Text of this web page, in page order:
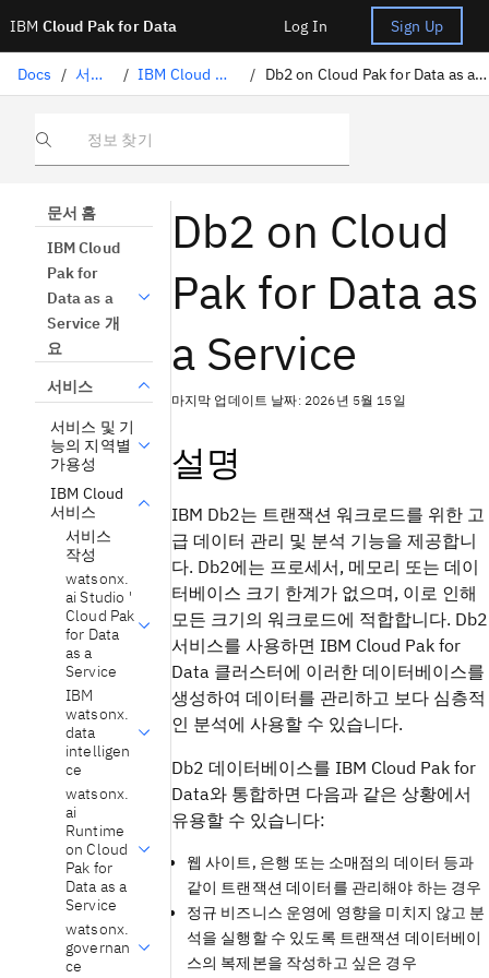
IBM Cloud Pak for Data Log In Sign Up
Docs / 서비스 / IBM Cloud 서비스 / Db2 on Cloud Pak for Data as a Service
정보 찾기
문서 홈
IBM Cloud
Pak for
Data as a
Service 개
요
서비스
서비스 및 기
능의 지역별
가용성
IBM Cloud
서비스
서비스
작성
watsonx.
ai Studio '
Cloud Pak
for Data
as a
Service
IBM
watsonx.
data
intelligen
ce
watsonx.
ai
Runtime
on Cloud
Pak for
Data as a
Service
watsonx.
governan
ce
Db2 on Cloud
Pak for Data as
a Service
마지막 업데이트 날짜: 2026년 5월 15일
설명
IBM Db2는 트랜잭션 워크로드를 위한 고
급 데이터 관리 및 분석 기능을 제공합니
다. Db2에는 프로세서, 메모리 또는 데이
터베이스 크기 한계가 없으며, 이로 인해
모든 크기의 워크로드에 적합합니다. Db2
서비스를 사용하면 IBM Cloud Pak for
Data 클러스터에 이러한 데이터베이스를
생성하여 데이터를 관리하고 보다 심층적
인 분석에 사용할 수 있습니다.
Db2 데이터베이스를 IBM Cloud Pak for
Data와 통합하면 다음과 같은 상황에서
유용할 수 있습니다:
웹 사이트, 은행 또는 소매점의 데이터 등과
같이 트랜잭션 데이터를 관리해야 하는 경우
정규 비즈니스 운영에 영향을 미치지 않고 분
석을 실행할 수 있도록 트랜잭션 데이터베이
스의 복제본을 작성하고 싶은 경우